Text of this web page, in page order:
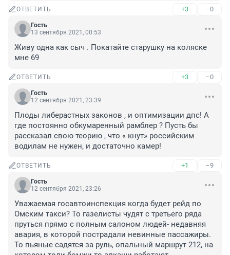
ОТВЕТИТЬ +3 –0
Гость
13 сентября 2021, 00:53
Живу одна как сыч . Покатайте старушку на коляске
мне 69
ОТВЕТИТЬ +3 –0
Гость
12 сентября 2021, 23:39
Плоды либерастных законов , и оптимизации дпс! А
где постоянно обкумаренный рамблер ? Пусть бы
рассказал свою теорию , что « кнут» российским
водилам не нужен, и достаточно камер!
ОТВЕТИТЬ +1 –9
Гость
12 сентября 2021, 23:26
Уважаемая госавтоинспекция когда будет рейд по
Омским такси? То газелисты чудят с третьего ряда
пруться прямо с полным салоном людей- недавняя
авария, в которой пострадали невинные пассажиры.
То пьяные садятся за руль, опальный маршрут 212, на